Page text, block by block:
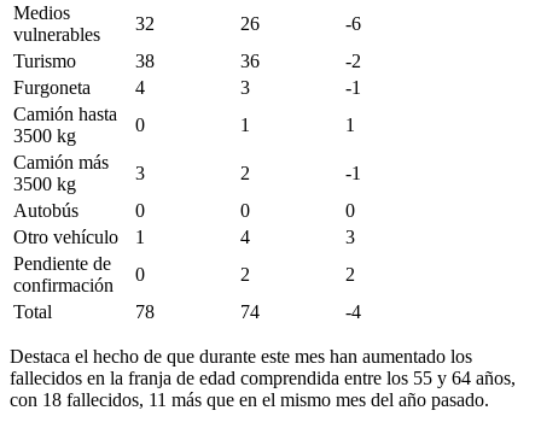
Medios
vulnerables
32 26
-6
Turismo
38 36
-2
Furgoneta
4 3
-1
Camión hasta
3500 kg
0 1
1
Camión más
3500 kg
3 2
-1
Autobús
0 0
0
Otro vehículo
1 4
3
Pendiente de
confirmación
0 2
2
Total
78 74 -4
Destaca el hecho de que durante este mes han aumentado los
fallecidos en la franja de edad comprendida entre los 55 y 64 años,
con 18 fallecidos, 11 más que en el mismo mes del año pasado.